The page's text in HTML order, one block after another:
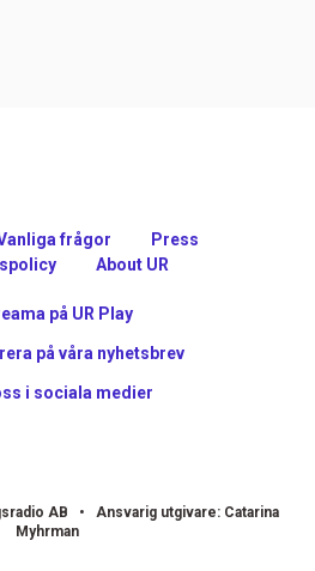
frågor
Press
About UR
på UR Play
på våra nyhetsbrev
i sociala medier
AB • Ansvarig utgivare: Catarina
Myhrman